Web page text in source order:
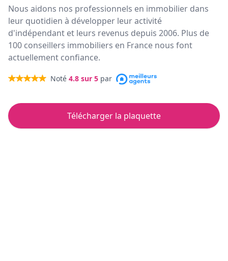
Nous aidons nos professionnels en immobilier dans
leur quotidien à développer leur activité
d'indépendant et leurs revenus depuis 2006. Plus de
100 conseillers immobiliers en France nous font
actuellement confiance.
Noté 4.8 sur 5 par
Télécharger la plaquette